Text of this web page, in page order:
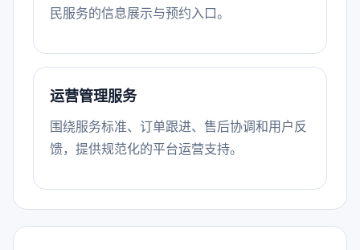
民服务的信息展示与预约入口。
运营管理服务
围绕服务标准、订单跟进、售后协调和用户反
馈，提供规范化的平台运营支持。